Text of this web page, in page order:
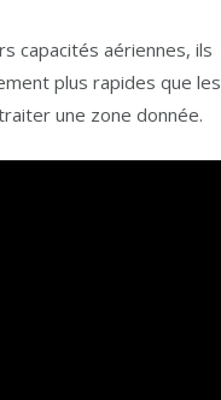
capacités aériennes, ils
plus rapides que les
une zone donnée.